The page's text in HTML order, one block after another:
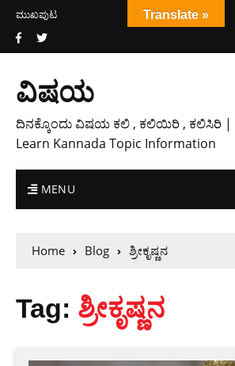
ಮುಖಪುಟ
ವಿಷಯ
ದಿನಕ್ಕೊಂದು ವಿಷಯ ಕಲಿ , ಕಲಿಯಿರಿ , ಕಲಿಸಿರಿ |
Learn Kannada Topic Information
MENU
Home Blog ಶ್ರೀಕೃಷ್ಣನ
Tag: ಶ್ರೀಕೃಷ್ಣನ
Translate »